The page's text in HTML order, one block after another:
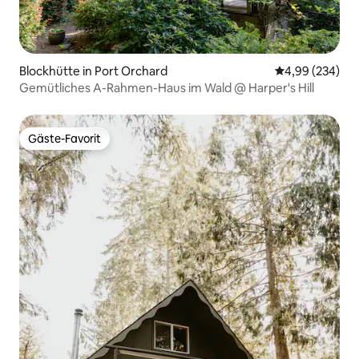
Blockhütte in Port Orchard
4,99 (234)
Gemütliches A-Rahmen-Haus im Wald @ Harper's Hill
Gäste-Favorit
Gäste-Favorit